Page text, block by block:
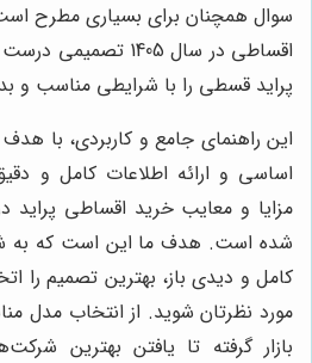
سوال همچنان برای بسیاری مطرح
اقساطی در سال 1405
پراید قسطی را با شرایطی مناسب و
این راهنمای جامع و کاربردی، با
اساسی و ارائه اطلاعات کامل و
شده است. هدف ما این است که به
کامل و دیدی باز، بهترین تصمیم را
مورد نظرتان شوید. از انتخاب مدل
بازار گرفته تا یافتن بهترین